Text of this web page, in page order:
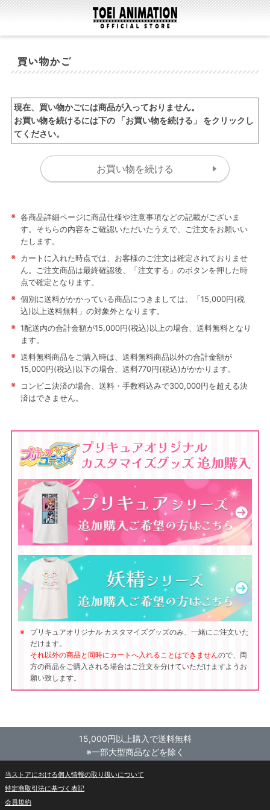
買い物かご
現在、買い物かごには商品が入っておりません。
お買い物を続けるには下の 「お買い物を続ける」 をクリックし
てください。
※ 各商品詳細ページに商品仕様や注意事項などの記載がございま
す。そちらの内容をご確認いただいたうえで、ご注文をお願いい
たします。
※ カートに入れた時点では、お客様のご注文は確定されておりませ
ん。ご注文商品は最終確認後、「注文する」のボタンを押した時
点で確定となります。
※ 個別に送料がかかっている商品につきましては、「15,000円(税
込)以上送料無料」の対象外となります。
※ 1配送内の合計金額が15,000円(税込)以上の場合、送料無料となり
ます。
※ 送料無料商品をご購入時は、送料無料商品以外の合計金額が
15,000円(税込)以下の場合、送料770円(税込)がかかります。
※
コンビニ決済の場合、送料・手数料込みで300,000円を超える決
済はできません。
プリキュアオリジナル カスタマイズグッズのみ、一緒にご注文いた
だけます。
それ以外の商品と同時にカートへ入れることはできませんので、両
方の商品をご購入される場合はご注文を分けていただけますようお
願い致します。
15,000円以上購入で送料無料
※一部大型商品などを除く
当ストアにおける個人情報の取り扱いについて
特定商取引法に基づく表記
会員規約